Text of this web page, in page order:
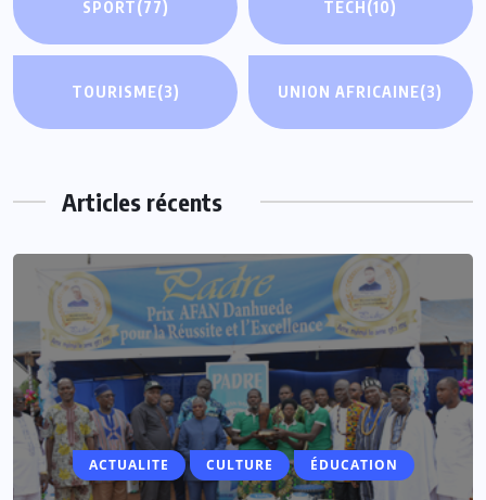
SPORT(77) TECH(10)
TOURISME(3) UNION AFRICAINE(3)
Articles récents
ACTUALITE CULTURE ÉDUCATION